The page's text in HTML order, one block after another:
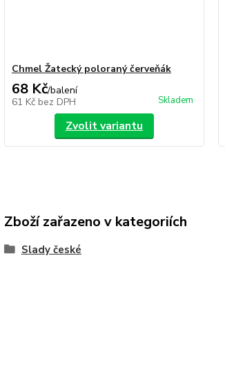
Chmel Žatecký poloraný červeňák
68 Kč/balení
61 Kč bez DPH Skladem
Zvolit variantu
Zboží zařazeno v kategoriích
Slady české